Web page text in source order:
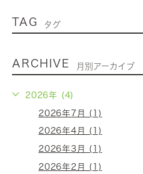
TAG タグ
ARCHIVE 月別アーカイブ
2026年 (4)
2026年7月 (1)
2026年4月 (1)
2026年3月 (1)
2026年2月 (1)